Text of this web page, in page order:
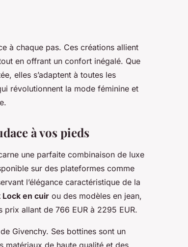
à chaque pas. Ces créations allient
en offrant un confort inégalé. Que
elles s’adaptent à toutes les
révolutionnent la mode féminine et
à vos pieds
une parfaite combinaison de luxe
sur des plateformes comme
l’élégance caractéristique de la
Lock en cuir ou des modèles en jean,
allant de 766 EUR à 2295 EUR.
Givenchy. Ses bottines sont un
matériaux de haute qualité et des